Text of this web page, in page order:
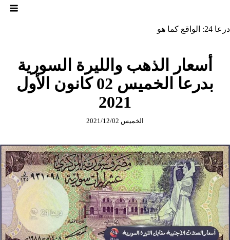
درعا 24: الواقع كما هو
أسعار الذهب والليرة السورية
بدرعا الخميس 02 كانون الأول
2021
الخميس 2021/12/02